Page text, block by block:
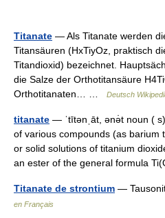
Titanate — Als Titanate werden
Titansäuren (HxTiyOz, praktisch
Titandioxid) bezeichnet.
die Salze der Orthotitansäure
Orthotitanaten… …
Deutsch
titanate — ˈtītənˌāt, ənə̇t noun (
of various compounds (as barium
or solid solutions of titanium
an ester of the general formula
Titanate de strontium —
en Français